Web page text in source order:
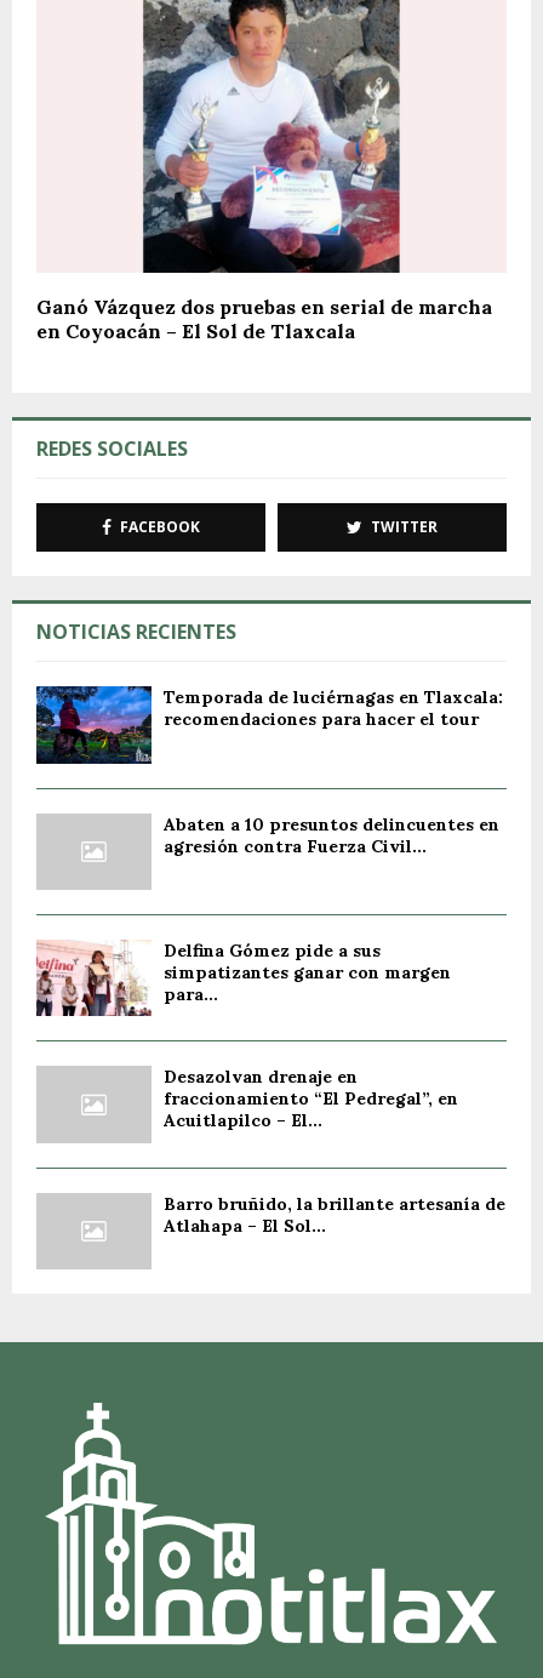
Ganó Vázquez dos pruebas en serial de marcha
en Coyoacán – El Sol de Tlaxcala
REDES SOCIALES
FACEBOOK TWITTER
NOTICIAS RECIENTES
Temporada de luciérnagas en Tlaxcala:
recomendaciones para hacer el tour
Abaten a 10 presuntos delincuentes en
agresión contra Fuerza Civil...
Delfina Gómez pide a sus
simpatizantes ganar con margen
para...
Desazolvan drenaje en
fraccionamiento “El Pedregal”, en
Acuitlapilco – El...
Barro bruñido, la brillante artesanía de
Atlahapa – El Sol...